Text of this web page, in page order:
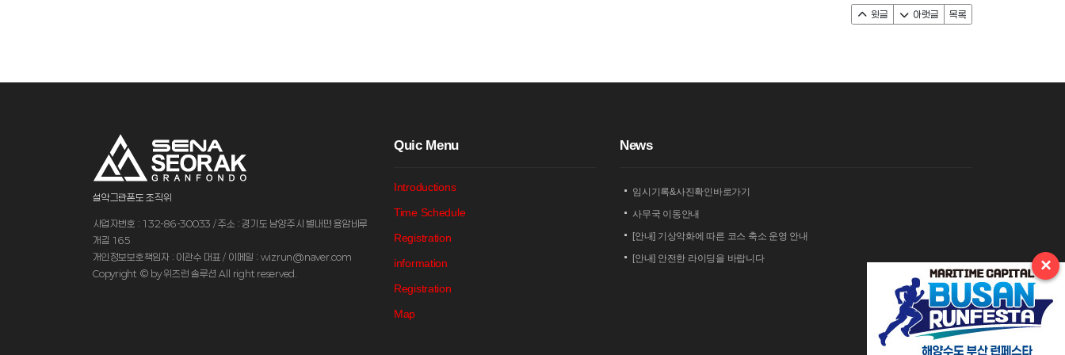
윗글 아랫글 목록
설악그란폰도 조직위
사업자번호 : 132-86-30033 / 주소 : 경기도 남양주시 별내면 용암비루
개길 165
개인정보보호책임자 : 이관수 대표 / 이메일 : wizrun@naver.com
Copyright © by 위즈런 솔루션 All right reserved.
Quic Menu
Introductions
Time Schedule
Registration
information
Registration
Map
News
임시기록&사진확인바로가기
사무국 이동안내
[안내] 기상악화에 따른 코스 축소 운영 안내
[안내] 안전한 라이딩을 바랍니다
×